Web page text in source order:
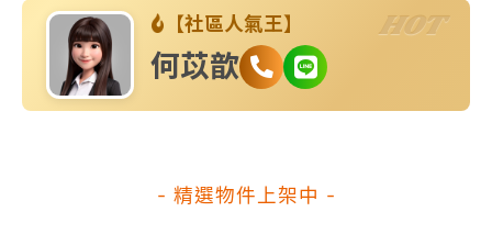
【社區人氣王】
何苡歆
HOT
- 精選物件上架中 -